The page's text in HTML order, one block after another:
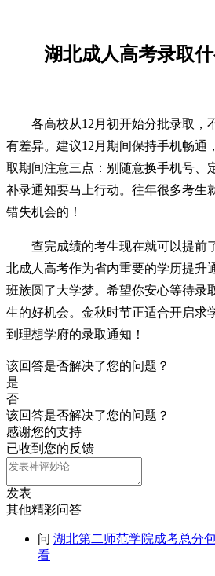
湖北成人高考录取
各高校从12月初开始分批录取，
有差异。建议12月期间保持手机畅通
取期间注意三点：别随意换手机号、
补录通知要马上行动。往年很多考生
错失机会的！
查完成绩的考生现在就可以提前
北成人高考作为省内重要的学历提升
班族圆了大学梦。希望你安心等待录
生的好机会。金秋时节正适合开启求
到理想学府的录取通知！
该回答是否解决了您的问题？
是
否
该回答是否解决了您的问题？
感谢您的支持
已收到您的反馈
发表
其他精彩问答
问 湖北第二师范学院成考总分
看